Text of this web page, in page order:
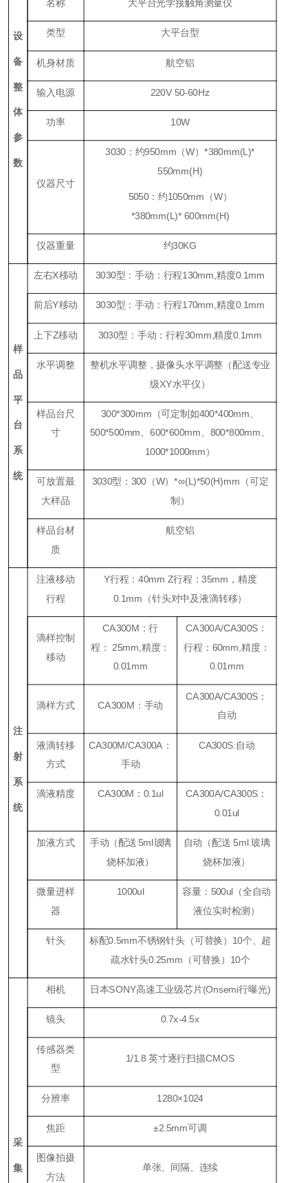
设
备
整
体
参
数
名称 大平台光学接触角测量仪
类型 大平台型
机身材质 航空铝
输入电源 220V 50-60Hz
功率 10W
仪器尺寸
3030：约950mm （W）*380mm(L)*
550mm(H)
5050：约1050mm （W）
*380mm(L)*600mm(H)
仪器重量 约30KG
样
品
平
台
系
统
左右X移动 3030型：手动：行程130mm, 精度0. 1mm
前后Y移动 3030型：手动：行程170mm, 精度0. 1mm
上下Z移动 3030型：手动：行程30mm,精度0.1mm
水平调整
整机水平调整，摄像头水平调整（配送专业
级XY水平仪）
样品台尺
寸
300*300mm （可定制如400*400mm
500*500mm、600*600mm、800*800mm、
1000*1000mm）
可放置最
大样品
3030型： 300（W）*∞(L)*50(H)mm （可定
制）
样品台材
质
航空铝
注
射
系
统
注液移动
行程
Y行程：40mm Z行程：35mm ，精度
0.1mm （针头对中及液滴转移）
滴样控制
移动
CA300M ：行
程： 25mm, 精度：
0.01mm
CA300A/CA300S ：
行程： 60mm, 精度：
0.01mm
滴样方式 CA300M ：手动
CA300A/CA300S ：
自动
液滴转移
方式
CA300M/CA300A ：
手动
CA300S:自动
滴液精度 CA300M ：0.1ul CA300A/CA300S ：
0.01ul
加液方式 手动（配送 5ml玻璃
烧杯加液）
自动（配送 5ml玻璃
烧杯加液）
微量进样
器
1000ul 容量： 500ul（全自动
液位实时检测）
针头 标配0.5mm不锈钢针头（可替换） 10个、超
疏水针头0.25mm （可替换） 10个
采
集
相机 日本SONY高速工业级芯片(Onsemi行曝光)
镜头 0.7x-4.5x
传感器类
型
1/1.8 英寸逐行扫描CMOS
分辨率 1280×1024
焦距 ±2 .5mm可调
图像拍摄
方法
单张、间隔、连续